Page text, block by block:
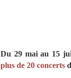
Du 29 mai au 15
plus de 20 concerts